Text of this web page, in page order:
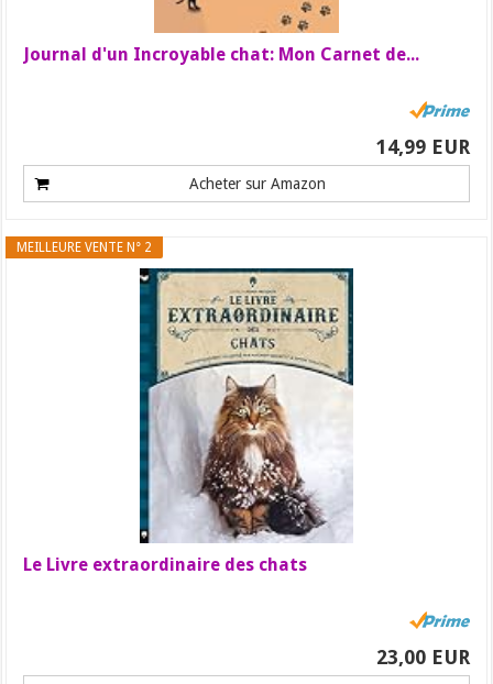
Journal d'un Incroyable chat: Mon Carnet de...
14,99 EUR
Acheter sur Amazon
MEILLEURE VENTE N° 2
Le Livre extraordinaire des chats
23,00 EUR